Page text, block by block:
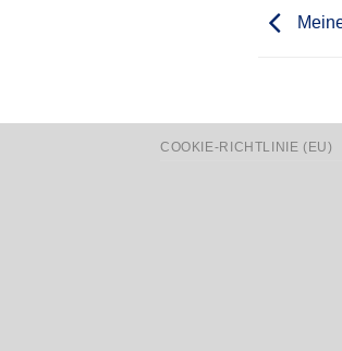
COOKIE-RICHTLINIE (EU)